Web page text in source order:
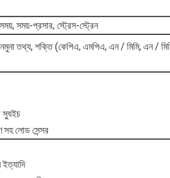
সময়-প্রসার, স্ট্রেস-স্ট্রেন
তথ্য, শক্তি (কেপিএ, এমপিএ, এন / মিমি, এন /
স্যুইচ
সহ লোড সেন্সর